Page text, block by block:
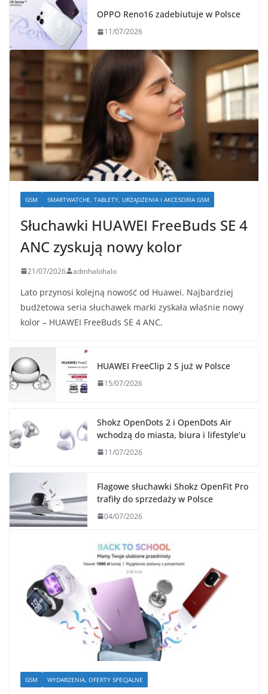
OPPO Reno16 zadebiutuje w Polsce
11/07/2026
GSM SMARTWATCHE, TABLETY, URZĄDZENIA I AKCESORIA GSM
Słuchawki HUAWEI FreeBuds SE 4
ANC zyskują nowy kolor
21/07/2026 admhalohalo
Lato przynosi kolejną nowość od Huawei. Najbardziej
budżetowa seria słuchawek marki zyskała właśnie nowy
kolor – HUAWEI FreeBuds SE 4 ANC,
HUAWEI FreeClip 2 S już w Polsce
15/07/2026
Shokz OpenDots 2 i OpenDots Air
wchodzą do miasta, biura i lifestyle’u
11/07/2026
Flagowe słuchawki Shokz OpenFit Pro
trafiły do sprzedaży w Polsce
04/07/2026
GSM WYDARZENIA, OFERTY SPECJALNE